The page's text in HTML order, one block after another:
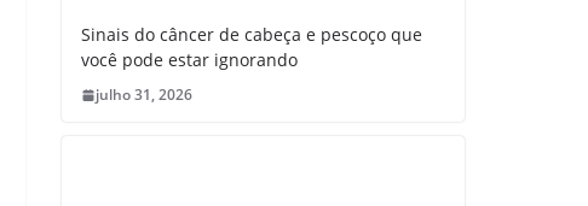
Sinais do câncer de cabeça e pescoço que
você pode estar ignorando
julho 31, 2026